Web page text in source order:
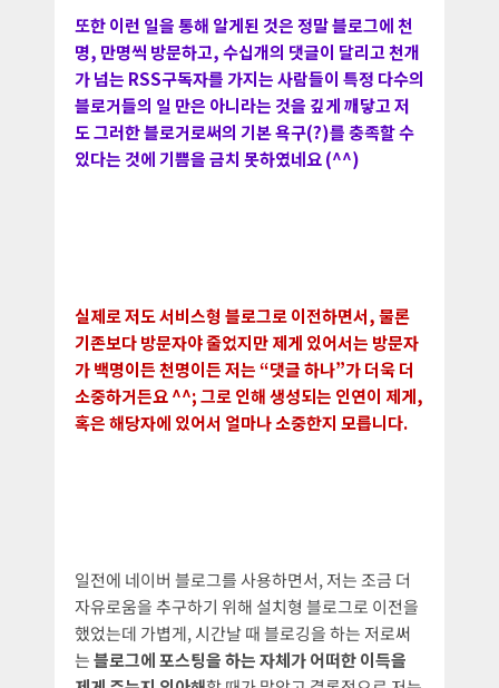
또한 이런 일을 통해 알게된 것은 정말 블로그에 천
명, 만명씩 방문하고, 수십개의 댓글이 달리고 천개
가 넘는 RSS구독자를 가지는 사람들이 특정 다수의
블로거들의 일 만은 아니라는 것을 깊게 깨닿고 저
도 그러한 블로거로써의 기본 욕구(?)를 충족할 수
있다는 것에 기쁨을 금치 못하였네요 (^^)
실제로 저도 서비스형 블로그로 이전하면서, 물론
기존보다 방문자야 줄었지만 제게 있어서는 방문자
가 백명이든 천명이든 저는 “댓글 하나”가 더욱 더
소중하거든요 ^^; 그로 인해 생성되는 인연이 제게,
혹은 해당자에 있어서 얼마나 소중한지 모릅니다.
일전에 네이버 블로그를 사용하면서, 저는 조금 더
자유로움을 추구하기 위해 설치형 블로그로 이전을
했었는데 가볍게, 시간날 때 블로깅을 하는 저로써
는블로그에 포스팅을 하는 자체가 어떠한 이득을